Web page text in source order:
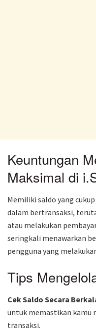
Keuntungan
Maksimal di
Memiliki saldo yang
dalam bertransaksi,
atau melakukan
seringkali menawarkan
pengguna yang
Tips
Cek Saldo Secara
untuk memastikan kamu
transaksi.